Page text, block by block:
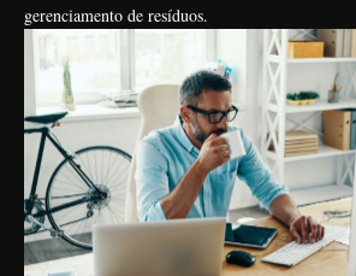
gerenciamento de resíduos.